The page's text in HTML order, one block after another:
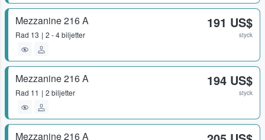
Mezzanine 216 A
Rad 13 2 - 4 biljetter
191 US$
styck
Mezzanine 216 A
Rad 11 2 biljetter
194 US$
styck
Mezzanine 216 A